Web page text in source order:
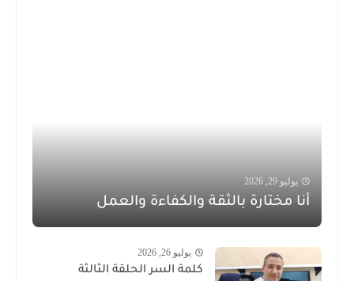
يوليو 29, 2026
أنا مختارة بالثقة والكفاءة والعمل
يوليو 26, 2026
كلمة السر الحلقة الثالثة